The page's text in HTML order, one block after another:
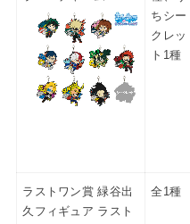
ちシー
クレッ
ト1種
ラストワン賞 緑谷出
久フィギュア ラスト
全1種